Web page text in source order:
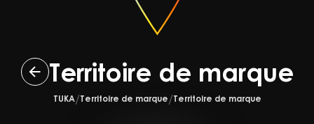
Territoire de marque
TUKA Territoire de marque Territoire de marque